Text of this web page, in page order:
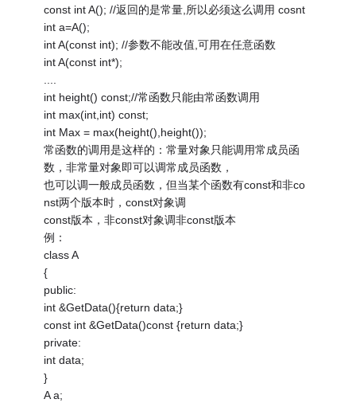
const int A(); //返回的是常量,所以必须这么调用 cosnt
int a=A();
int A(const int); //参数不能改值,可用在任意函数
int A(const int*);
....
int height() const;//常函数只能由常函数调用
int max(int,int) const;
int Max = max(height(),height());
常函数的调用是这样的：常量对象只能调用常成员函
数，非常量对象即可以调常成员函数，
也可以调一般成员函数，但当某个函数有const和非co
nst两个版本时，const对象调
const版本，非const对象调非const版本
例：
class A
{
public:
int &GetData(){return data;}
const int &GetData()const {return data;}
private:
int data;
}
A a;